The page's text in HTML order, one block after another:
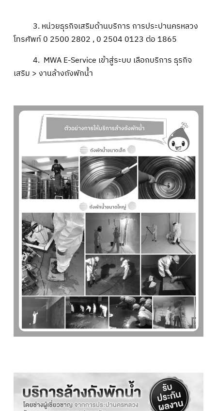
3. หน่วยธุรกิจเสริมด้านบริการ การประปานครหลวง
โทรศัพท์ 0 2500 2802 , 0 2504 0123 ต่อ 1865
4. MWA E-Service เข้าสู่ระบบ เลือกบริการ ธุรกิจ
เสริม > งานล้างถังพักน้ำ